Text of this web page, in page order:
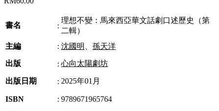
書名 :
理想不變：馬來西亞華文話劇口述歷史（第
二輯）
主編
: 沈國明 孫天洋
出版 : 心向太陽劇坊
出版日期 : 2025年01月
ISBN : 9789671965764